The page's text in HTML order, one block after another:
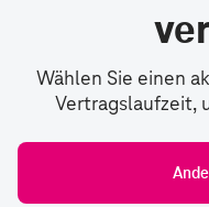
Wählen Sie einen
Vertragslaufzeit,